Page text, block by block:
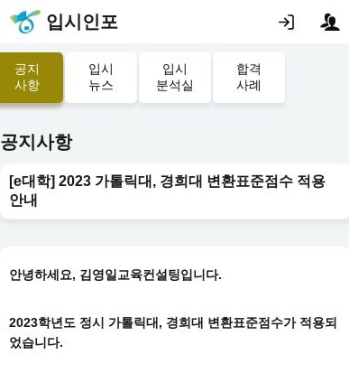
입시인포
공지
사항
입시
뉴스
입시
분석실
합격
사례
공지사항
[e대학] 2023 가톨릭대, 경희대 변환표준점수 적용
안내
안녕하세요, 김영일교육컨설팅입니다.
2023학년도 정시 가톨릭대, 경희대 변환표준점수가 적용되
었습니다.